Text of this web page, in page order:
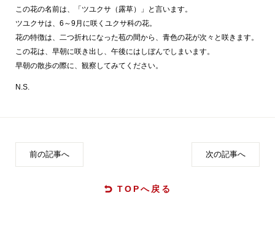
この花の名前は、「ツユクサ（露草）」と言います。
ツユクサは、6～9月に咲くユクサ科の花。
花の特徴は、二つ折れになった苞の間から、青色の花が次々と咲きます。
この花は、早朝に咲き出し、午後にはしぼんでしまいます。
早朝の散歩の際に、観察してみてください。
N.S.
前の記事へ
TOPへ戻る
次の記事へ